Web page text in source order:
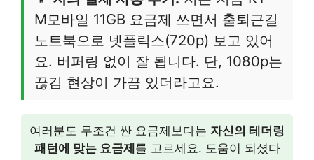
M모바일 11GB 요금제 쓰면서 출퇴근길
노트북으로 넷플릭스(720p) 보고 있어
요. 버퍼링 없이 잘 됩니다. 단, 1080p는
끊김 현상이 가끔 있더라고요.
여러분도 무조건 싼 요금제보다는 자신의 테더링
패턴에 맞는 요금제를 고르세요. 도움이 되셨다